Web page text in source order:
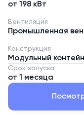
от 198 кВт
Вентиляция
Промышленная
Конструкция
Модульный
Срок запуска
от 1 месяца